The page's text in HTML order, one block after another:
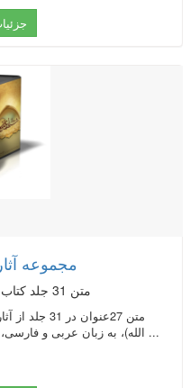
مجموعه
متن 31 جلد کتاب از آثار سید ابن طاووس (رحمه الله)
الله)، به زبان عربی و فارسی، در موضوعات: تفسیر، عرفان،‌ عقاید و ...